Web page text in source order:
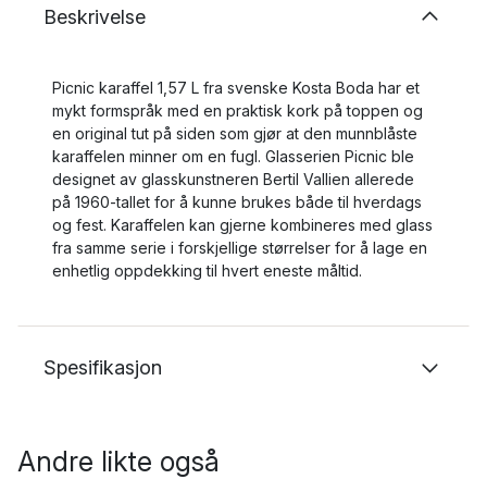
Beskrivelse
Picnic karaffel 1,57 L fra svenske Kosta Boda har et
mykt formspråk med en praktisk kork på toppen og
en original tut på siden som gjør at den munnblåste
karaffelen minner om en fugl. Glasserien Picnic ble
designet av glasskunstneren Bertil Vallien allerede
på 1960-tallet for å kunne brukes både til hverdags
og fest. Karaffelen kan gjerne kombineres med glass
fra samme serie i forskjellige størrelser for å lage en
enhetlig oppdekking til hvert eneste måltid.
Spesifikasjon
Andre likte også